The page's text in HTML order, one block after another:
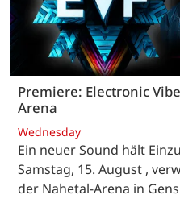
Premiere: Electronic
Arena
Wednesday
Ein neuer Sound hält
Samstag, 15. August ,
der Nahetal-Arena in